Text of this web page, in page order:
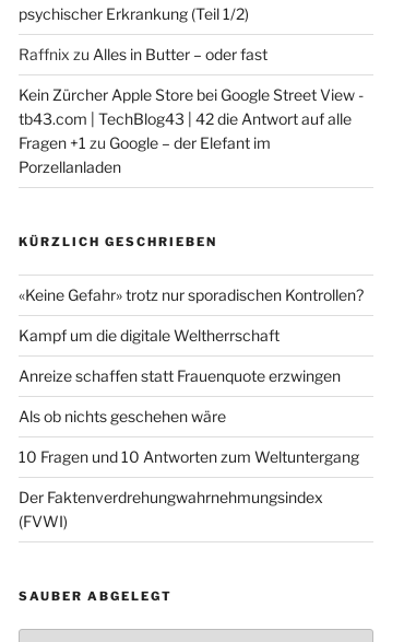
psychischer Erkrankung (Teil 1/2)
Raffnix zu Alles in Butter – oder fast
Kein Zürcher Apple Store bei Google Street View -
tb43.com | TechBlog43 | 42 die Antwort auf alle
Fragen +1 zu Google – der Elefant im
Porzellanladen
KÜRZLICH GESCHRIEBEN
«Keine Gefahr» trotz nur sporadischen Kontrollen?
Kampf um die digitale Weltherrschaft
Anreize schaffen statt Frauenquote erzwingen
Als ob nichts geschehen wäre
10 Fragen und 10 Antworten zum Weltuntergang
Der Faktenverdrehungwahrnehmungsindex
(FVWI)
SAUBER ABGELEGT